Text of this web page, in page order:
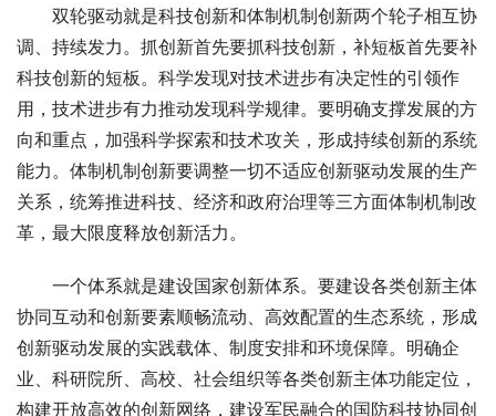
双轮驱动就是科技创新和体制机制创新两个轮子相互协
调、持续发力。抓创新首先要抓科技创新，补短板首先要补
科技创新的短板。科学发现对技术进步有决定性的引领作
用，技术进步有力推动发现科学规律。要明确支撑发展的方
向和重点，加强科学探索和技术攻关，形成持续创新的系统
能力。体制机制创新要调整一切不适应创新驱动发展的生产
关系，统筹推进科技、经济和政府治理等三方面体制机制改
革，最大限度释放创新活力。
一个体系就是建设国家创新体系。要建设各类创新主体
协同互动和创新要素顺畅流动、高效配置的生态系统，形成
创新驱动发展的实践载体、制度安排和环境保障。明确企
业、科研院所、高校、社会组织等各类创新主体功能定位，
构建开放高效的创新网络，建设军民融合的国防科技协同创